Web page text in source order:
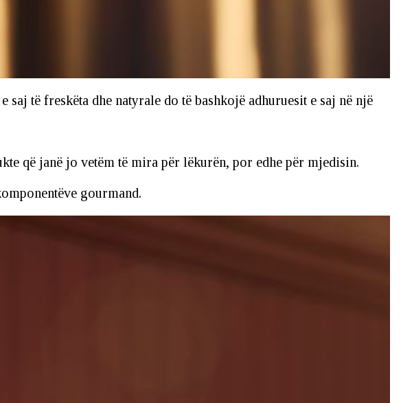
të freskëta dhe natyrale do të bashkojë adhuruesit e saj në një
që janë jo vetëm të mira për lëkurën, por edhe për mjedisin.
gourmand.